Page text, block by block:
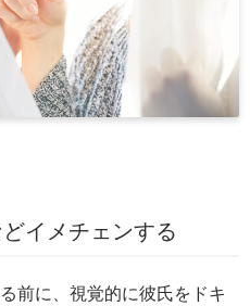
イメチェンする
前に、視覚的に彼氏をドキ